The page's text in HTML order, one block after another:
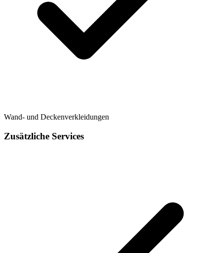
Wand- und Deckenverkleidungen
Zusätzliche Services